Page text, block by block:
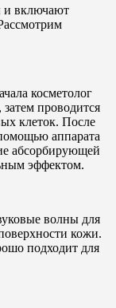
и включают
косметолог
проводится
клеток. После
аппарата
абсорбирующей
эффектом.
волны для
кожи.
подходит для